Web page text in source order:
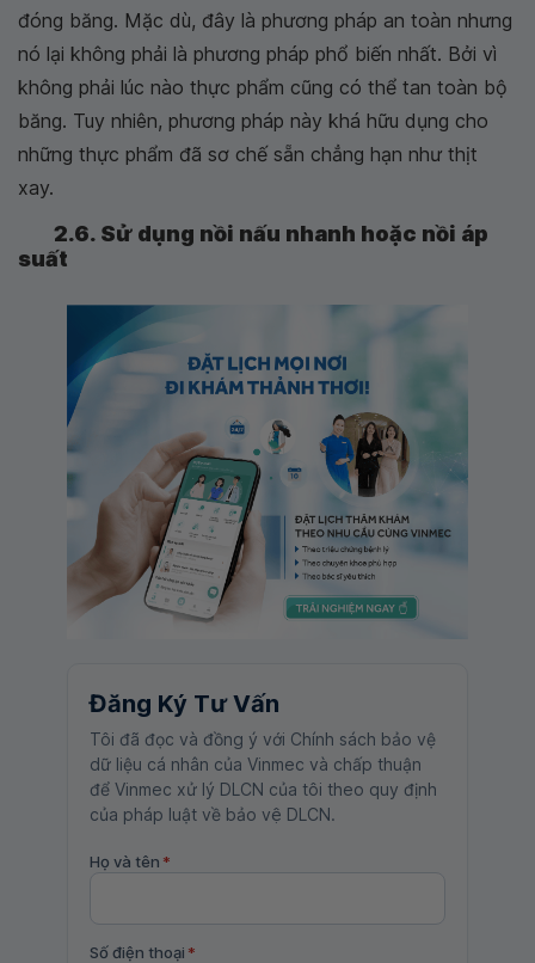
đóng băng. Mặc dù, đây là phương pháp an toàn nhưng
nó lại không phải là phương pháp phổ biến nhất. Bởi vì
không phải lúc nào thực phẩm cũng có thể tan toàn bộ
băng. Tuy nhiên, phương pháp này khá hữu dụng cho
những thực phẩm đã sơ chế sẵn chẳng hạn như thịt
xay.
2.6. Sử dụng nồi nấu nhanh hoặc nồi áp
suất
Đăng Ký Tư Vấn
Tôi đã đọc và đồng ý với Chính sách bảo vệ
dữ liệu cá nhân của Vinmec và chấp thuận
để Vinmec xử lý DLCN của tôi theo quy định
của pháp luật về bảo vệ DLCN.
Họ và tên *
Số điện thoại *